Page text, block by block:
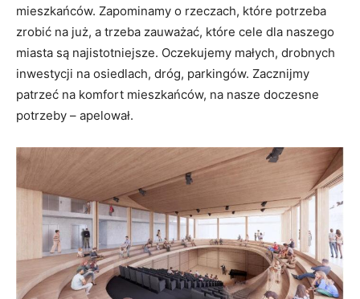
mieszkańców. Zapominamy o rzeczach, które potrzeba
zrobić na już, a trzeba zauważać, które cele dla naszego
miasta są najistotniejsze. Oczekujemy małych, drobnych
inwestycji na osiedlach, dróg, parkingów. Zacznijmy
patrzeć na komfort mieszkańców, na nasze doczesne
potrzeby – apelował.